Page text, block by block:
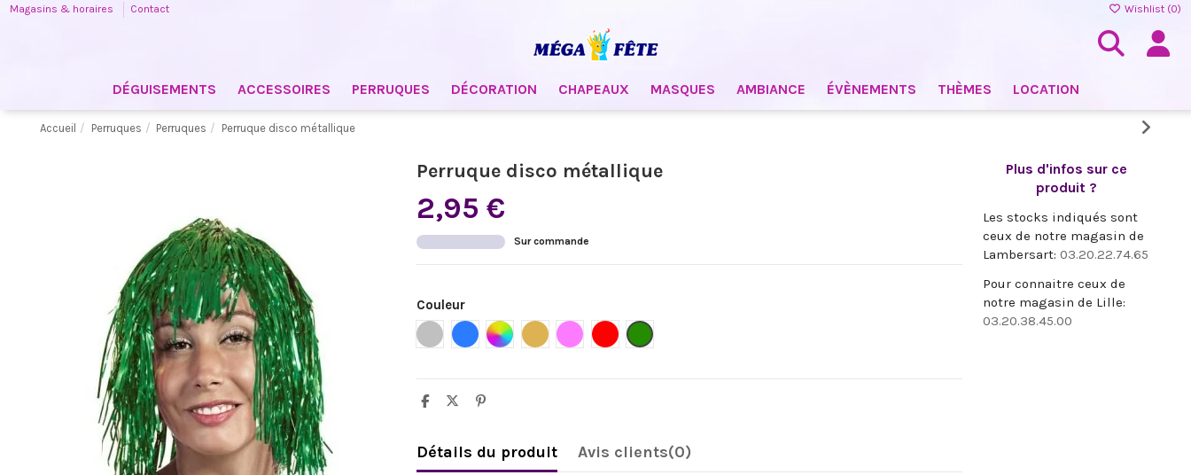
Magasins & horaires Contact Wishlist (0)
DÉGUISEMENTS ACCESSOIRES PERRUQUES DÉCORATION CHAPEAUX MASQUES AMBIANCE ÉVÈNEMENTS THÈMES LOCATION
Accueil Perruques Perruques Perruque disco métallique
Perruque disco métallique
2,95 €
Sur commande
Couleur
Argent Bleu Multicolore
Or Rose Rouge Vert
Détails du produit Avis clients(0)
Plus d'infos sur ce
produit ?
Les stocks indiqués sont
ceux de notre magasin de
Lambersart: 03.20.22.74.65
Pour connaitre ceux de
notre magasin de Lille:
03.20.38.45.00